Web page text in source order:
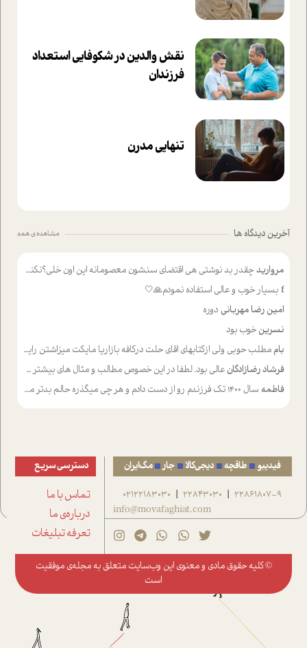
نقش والدین در شکوفا‌یی ا‌ستعداد
فرزندان‌
تنهایی مدرن
آخرین دیدگاه ها مشاهده ی همه
مروارید چقدر بد نوشتی هی اقتضای سنشون معصومانه این اون خلی؟نکنه تا چهل سالگی پوشکت میکردن و شیر میخوردی که به اینا میگی کودک
f بسیار خوب و عالی استفاده نمودم🙏🤍
امین رضا مهربانی دوره
نسرینخوب بود
بام مطلب حوبی ولی ازکتابهای اقای حلت درکافه بازاریا مایکت میزاشتن رایگان خوب بود ولی هرکدام خلاصه شده ش تومجله از طریق سایت هم خوبه اینکه درزیر اخرصفحه گذاشته شده خب ادم خبره میره نصب میکنه میخونه ولی هرکسی گوشیش ظرفیتش نداره باتشکر
فرشاد رضازادگان عالی بود. لطفا در این خصوص مطالب و مثال های بیشتر ی ارایه دهید
فاطمه سال ۱۴۰۰ تک فرزندم رو از دست دادم و هر چی میگذره حالم بدتر میشه و دلتنگتر تنایی رو ترجیح دادم و معاشرت برام سخت شده
فیدیبو طاقچه دیجی‌کالا جار مگ‌ایران
22861807-9
|
22843030
|
02122183030
info@movafaghiat.com
دسترسی سریع
تماس با ما
درباره‌ی ما
تعرفه تبلیغات
© کلیه حقوق مادی و معنوی این وب‌سایت متعلق به مجله‌ی موفقیت
است